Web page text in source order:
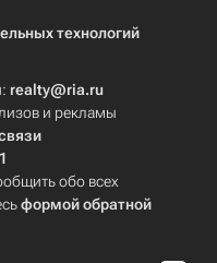
технологий
realty@ria.ru
и рекламы
обо всех
формой обратной